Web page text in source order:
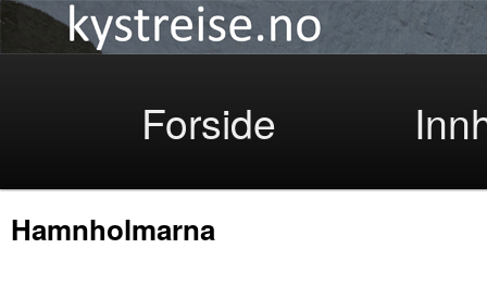
Skip
to
Forside
Hamnholmarna